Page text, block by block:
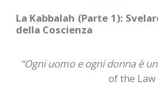
La Kabbalah (Parte 1):
della Coscienza
“Ogni uomo e ogni donna è
of the Law